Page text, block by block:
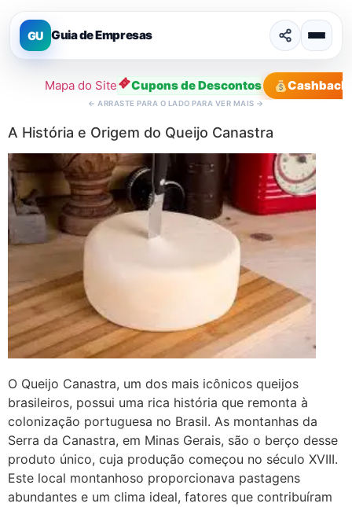
GU Guia de Empresas
Mapa do Site Cupons de Descontos Cashback
← ARRASTE PARA O LADO PARA VER MAIS →
A História e Origem do Queijo Canastra
O Queijo Canastra, um dos mais icônicos queijos
brasileiros, possui uma rica história que remonta à
colonização portuguesa no Brasil. As montanhas da
Serra da Canastra, em Minas Gerais, são o berço desse
produto único, cuja produção começou no século XVIII.
Este local montanhoso proporcionava pastagens
abundantes e um clima ideal, fatores que contribuíram